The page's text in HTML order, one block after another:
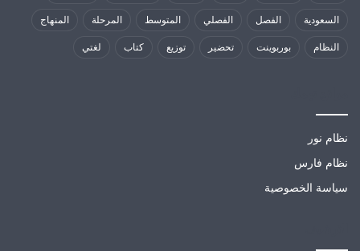
السعودية الفصل الفصلي المتوسط المرحلة المنهاج
النظام بوربوينت تحضير توزيع كتاب لغتي
نظام نور
نظام فارس
سياسة الخصوصية